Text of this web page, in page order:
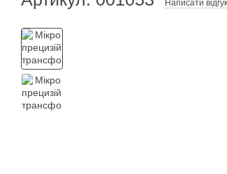
Написати відгук